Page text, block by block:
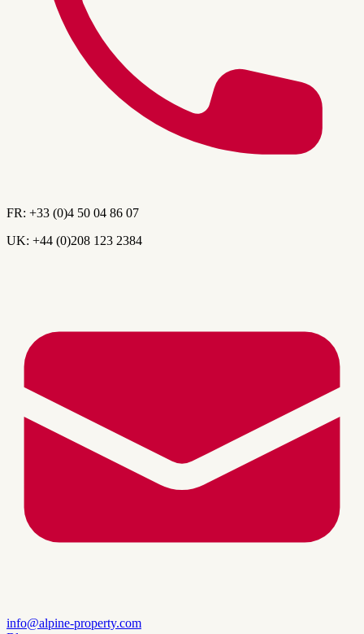
FR: +33 (0)4 50 04 86 07
UK: +44 (0)208 123 2384
info@alpine-property.com